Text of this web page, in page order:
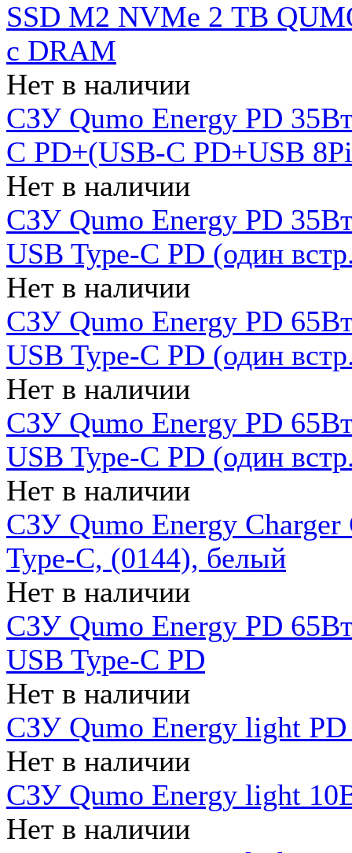
SSD M2 NVMe 2 ТB
c DRAM
Нет в наличии
СЗУ Qumo Energy PD
C PD+(USB-C PD+USB
Нет в наличии
СЗУ Qumo Energy PD
USB Type-C PD (один
Нет в наличии
СЗУ Qumo Energy PD
USB Type-C PD (один
Нет в наличии
СЗУ Qumo Energy PD
USB Type-C PD (один
Нет в наличии
СЗУ Qumo Energy
Type-C, (0144), белый
Нет в наличии
СЗУ Qumo Energy PD
USB Type-C PD
Нет в наличии
СЗУ Qumo Energy light
Нет в наличии
СЗУ Qumo Energy light
Нет в наличии